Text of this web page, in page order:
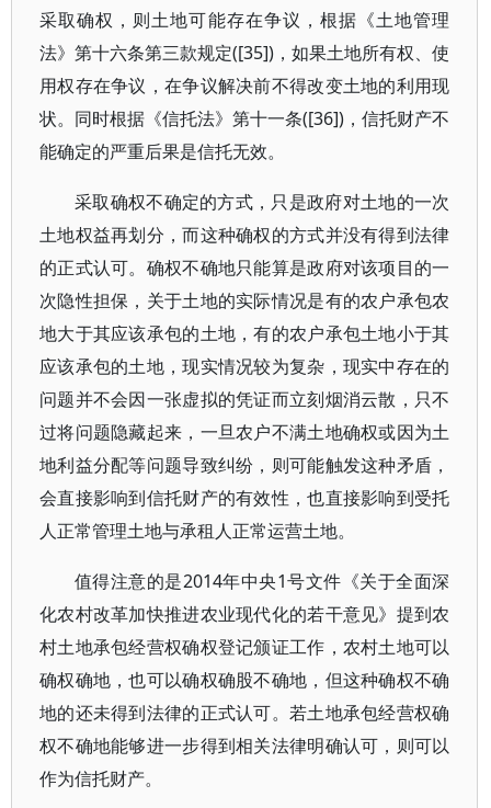
采取确权，则土地可能存在争议，根据《土地管理
法》第十六条第三款规定([35])，如果土地所有权、使
用权存在争议，在争议解决前不得改变土地的利用现
状。同时根据《信托法》第十一条([36])，信托财产不
能确定的严重后果是信托无效。
采取确权不确定的方式，只是政府对土地的一次
土地权益再划分，而这种确权的方式并没有得到法律
的正式认可。确权不确地只能算是政府对该项目的一
次隐性担保，关于土地的实际情况是有的农户承包农
地大于其应该承包的土地，有的农户承包土地小于其
应该承包的土地，现实情况较为复杂，现实中存在的
问题并不会因一张虚拟的凭证而立刻烟消云散，只不
过将问题隐藏起来，一旦农户不满土地确权或因为土
地利益分配等问题导致纠纷，则可能触发这种矛盾，
会直接影响到信托财产的有效性，也直接影响到受托
人正常管理土地与承租人正常运营土地。
值得注意的是2014年中央1号文件《关于全面深
化农村改革加快推进农业现代化的若干意见》提到农
村土地承包经营权确权登记颁证工作，农村土地可以
确权确地，也可以确权确股不确地，但这种确权不确
地的还未得到法律的正式认可。若土地承包经营权确
权不确地能够进一步得到相关法律明确认可，则可以
作为信托财产。